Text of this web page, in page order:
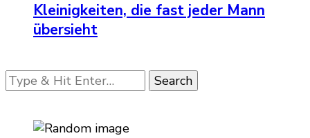
Kleinigkeiten, die fast jeder Mann
übersieht
Looking
for